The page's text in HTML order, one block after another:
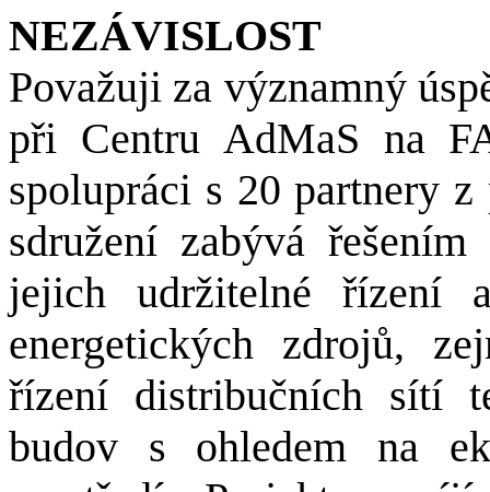
NEZÁVISLOST
Považuji za významný
při Centru AdMaS na
spolupráci s 20 partnery
sdružení zabývá
jejich udržitelné řízení
energetických zdrojů,
řízení distribučních sítí
budov s ohledem na